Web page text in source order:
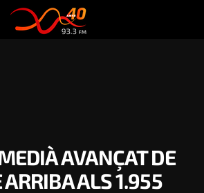
AVANÇAT DE
ARRIBA ALS 1.955